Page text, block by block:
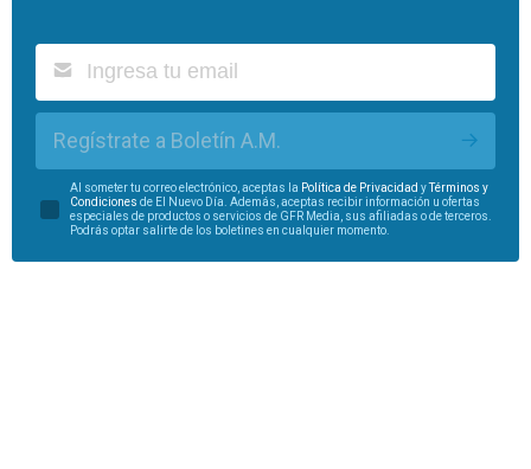
Regístrate a Boletín A.M.
Al someter tu correo electrónico, aceptas la Política de Privacidad yTérminos y
Condiciones de El Nuevo Día. Además, aceptas recibir información u ofertas
especiales de productos o servicios de GFR Media, sus afiliadas o de terceros.
Podrás optar salirte de los boletines en cualquier momento.